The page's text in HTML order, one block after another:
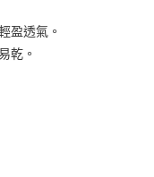
付方式。 讓您購物簡單
轉至「AFTEE先享後付」
結帳。
環箱包裝寄出
循環箱包裝寄出
盈透氣。
乾。